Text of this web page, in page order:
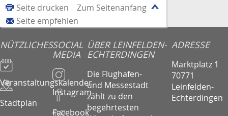
Zum Seitenanfang
Seite drucken
Seite empfehlen
NÜTZLICHES
Veranstaltungskalender
Stadtplan
SOCIAL
MEDIA
Instagram
Facebook
ÜBER LEINFELDEN-
ECHTERDINGEN
Die Flughafen-
und Messestadt
zählt zu den
begehrtesten
ADRESSE
Marktplatz 1
70771
Leinfelden-
Echterdingen